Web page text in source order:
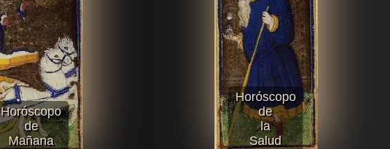
Horóscopo
de
Mañana
Horóscopo
de
la
Salud